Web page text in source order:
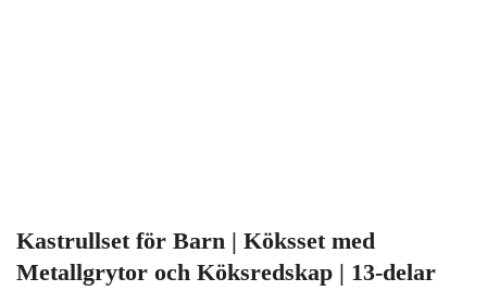
Kastrullset för Barn | Köksset med
Metallgrytor och Köksredskap | 13-delar